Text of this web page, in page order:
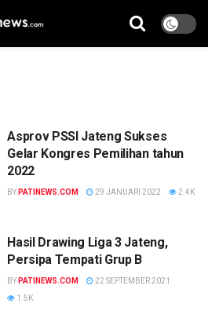
Asprov PSSI Jateng Sukses
Gelar Kongres Pemilihan tahun
2022
BY PATINEWS.COM 29 JANUARI 2022 2.4K
Hasil Drawing Liga 3 Jateng,
Persipa Tempati Grup B
BY PATINEWS.COM
22 SEPTEMBER 2021
1.5K